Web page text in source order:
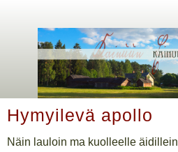
Hymyilevä apollo
Näin lauloin ma kuolleelle äidillein